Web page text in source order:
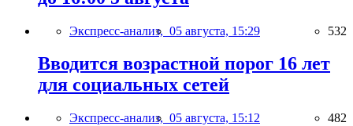
Экспресс-анализ, 05 августа, 15:29 532
Вводится возрастной порог 16 лет
для социальных сетей
Экспресс-анализ, 05 августа, 15:12 482